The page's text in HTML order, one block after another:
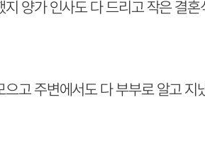
지 양가 인사도 다 드리고 작은 결
으고 주변에서도 다 부부로 알고